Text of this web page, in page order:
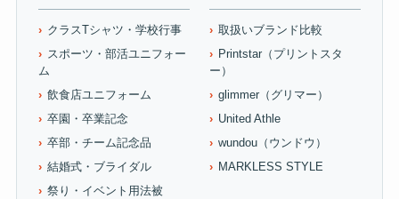
クラスTシャツ・学校行事
スポーツ・部活ユニフォー
ム
飲食店ユニフォーム
卒園・卒業記念
卒部・チーム記念品
結婚式・ブライダル
祭り・イベント用法被
取扱いブランド比較
Printstar（プリントスタ
ー）
glimmer（グリマー）
United Athle
wundou（ウンドウ）
MARKLESS STYLE